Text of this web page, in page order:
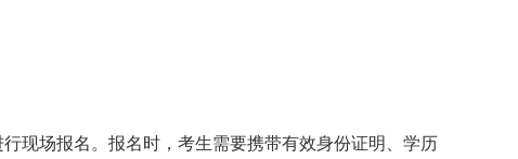
现场报名。报名时，考生需要携带有效身份证明、学历